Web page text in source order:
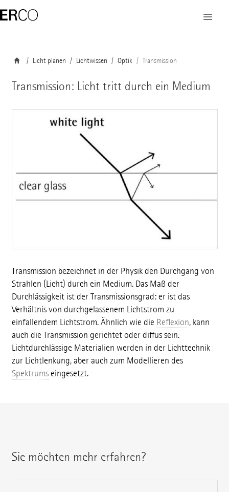
Licht planen Lichtwissen Optik Transmission
Transmission: Licht tritt durch ein Medium
Transmission bezeichnet in der Physik den Durchgang von
Strahlen (Licht) durch ein Medium. Das Maß der
Durchlässigkeit ist der Transmissionsgrad: er ist das
Verhältnis von durchgelassenem Lichtstrom zu
einfallendem Lichtstrom. Ähnlich wie die Reflexion, kann
auch die Transmission gerichtet oder diffus sein.
Lichtdurchlässige Materialien werden in der Lichttechnik
zur Lichtlenkung, aber auch zum Modellieren des
Spektrumseingesetzt.
Sie möchten mehr erfahren?